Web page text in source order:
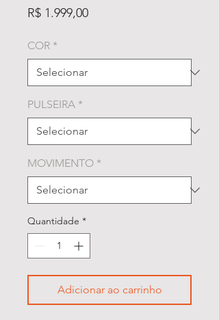
R$ 1.999,00Preço
COR *
PULSEIRA *
MOVIMENTO *
Quantidade *
Adicionar ao carrinho